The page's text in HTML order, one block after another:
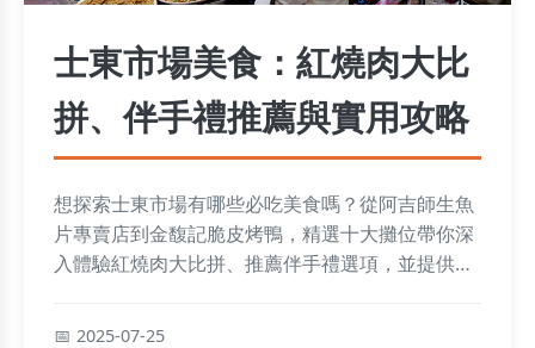
士東市場美食：紅燒肉大比
拼、伴手禮推薦與實用攻略
想探索士東市場有哪些必吃美食嗎？從阿吉師生魚
片專賣店到金馥記脆皮烤鴨，精選十大攤位帶你深
入體驗紅燒肉大比拼、推薦伴手禮選項，並提供初
2025-07-25